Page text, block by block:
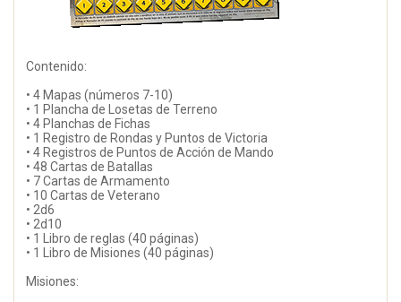
Contenido:
• 4 Mapas (números 7-10)
• 1 Plancha de Losetas de Terreno
• 4 Planchas de Fichas
• 1 Registro de Rondas y Puntos de Victoria
• 4 Registros de Puntos de Acción de Mando
• 48 Cartas de Batallas
• 7 Cartas de Armamento
• 10 Cartas de Veterano
• 2d6
• 2d10
• 1 Libro de reglas (40 páginas)
• 1 Libro de Misiones (40 páginas)
Misiones: